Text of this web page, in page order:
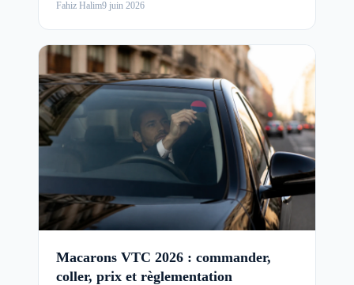
Fahiz Halim9 juin 2026
Macarons VTC 2026 : commander,
coller, prix et règlementation